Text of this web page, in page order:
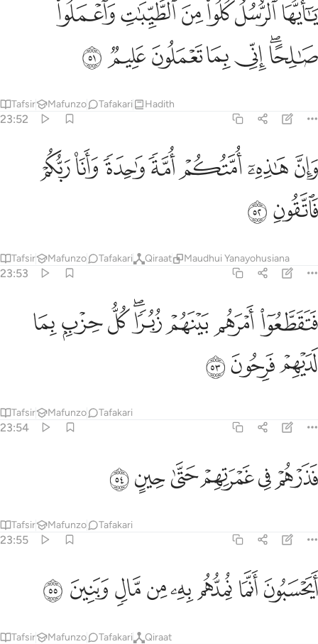
يَـٰٓأَيُّهَا ٱلرُّسُلُ كُلُوا۟ مِنَ ٱلطَّيِّبَـٰتِ وَٱعْمَلُوا۟ صَـٰلِحًا ۖ إِنِّى بِمَا تَعْمَلُونَ
ﲑﲒﲓﲔﲕﲖ
ﲗﲘﲙﲚﲛﲜﲝ
Tafsir Mafunzo Tafakari Hadith
23:52
وان هاذه امتكم امة واحدة وانا ربكم فاتقون ٥٢
وَإِنَّ هَـٰذِهِۦٓ أُمَّتُكُمْ أُمَّةًۭ وَٰحِدَةًۭ وَأَنَا۠ رَبُّكُمْ فَٱتَّقُونِ ٥٢
ﲞﲟﲠﲡﲢﲣﲤ
ﲥﲦ
Tafsir Mafunzo Tafakari Qiraat Maudhui Yanayohusiana
23:53
فتقطعوا امرهم بينهم زبرا كل حزب بما لديهم فرحون ٥٣
فَتَقَطَّعُوٓا۟ أَمْرَهُم بَيْنَهُمْ زُبُرًۭا ۖ كُلُّ حِزْبٍۭ بِمَا لَدَيْهِمْ فَرِحُونَ ٥٣
ﲧﲨﲩﲪﲫﲬﲭﲮ
ﲯﲰﲱ
Tafsir Mafunzo Tafakari
23:54
فذرهم في غمرتهم حتى حين ٥٤
فَذَرْهُمْ فِى غَمْرَتِهِمْ حَتَّىٰ حِينٍ ٥٤
ﲲﲳﲴﲵﲶﲷ
Tafsir Mafunzo Tafakari
23:55
ايحسبون انما نمدهم به من مال وبنين ٥٥
أَيَحْسَبُونَ أَنَّمَا نُمِدُّهُم بِهِۦ مِن مَّالٍۢ وَبَنِينَ ٥٥
ﲸﲹﲺﲻﲼﲽﲾﲿ
Tafsir Mafunzo Tafakari Qiraat